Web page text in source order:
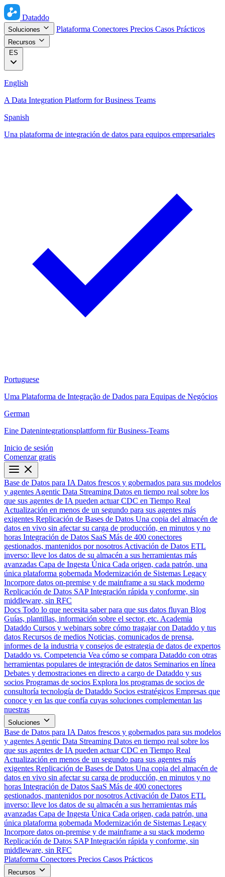
Dataddo
Soluciones Plataforma Conectores Precios Casos Prácticos
Recursos
ES
English
A Data Integration Platform for Business Teams
Spanish
Una plataforma de integración de datos para equipos empresariales
Portuguese
Uma Plataforma de Integração de Dados para Equipas de Negócios
German
Eine Datenintegrationsplattform für Business-Teams
Inicio de sesión
Comenzar gratis
Base de Datos para IA Datos frescos y gobernados para sus modelos
y agentes Agentic Data Streaming Datos en tiempo real sobre los
que sus agentes de IA pueden actuar CDC en Tiempo Real
Actualización en menos de un segundo para sus agentes más
exigentes Replicación de Bases de Datos Una copia del almacén de
datos en vivo sin afectar su carga de producción, en minutos y no
horas Integración de Datos SaaS Más de 400 conectores
gestionados, mantenidos por nosotros Activación de Datos ETL
inverso: lleve los datos de su almacén a sus herramientas más
avanzadas Capa de Ingesta Única Cada origen, cada patrón, una
única plataforma gobernada Modernización de Sistemas Legacy
Incorpore datos on-premise y de mainframe a su stack moderno
Replicación de Datos SAP Integración rápida y conforme, sin
middleware, sin RFC
Docs Todo lo que necesita saber para que sus datos fluyan Blog
Guías, plantillas, información sobre el sector, etc. Academia
Dataddo Cursos y webinars sobre cómo tragajar con Dataddo y tus
datos Recursos de medios Noticias, comunicados de prensa,
informes de la industria y consejos de estrategia de datos de expertos
Dataddo vs. Competencia Vea cómo se compara Dataddo con otras
herramientas populares de integración de datos Seminarios en línea
Debates y demostraciones en directo a cargo de Dataddo y sus
socios Programas de socios Explora los programas de socios de
consultoría tecnología de Dataddo Socios estratégicos Empresas que
conoce y en las que confía cuyas soluciones complementan las
nuestras
Soluciones
Base de Datos para IA Datos frescos y gobernados para sus modelos
y agentes Agentic Data Streaming Datos en tiempo real sobre los
que sus agentes de IA pueden actuar CDC en Tiempo Real
Actualización en menos de un segundo para sus agentes más
exigentes Replicación de Bases de Datos Una copia del almacén de
datos en vivo sin afectar su carga de producción, en minutos y no
horas Integración de Datos SaaS Más de 400 conectores
gestionados, mantenidos por nosotros Activación de Datos ETL
inverso: lleve los datos de su almacén a sus herramientas más
avanzadas Capa de Ingesta Única Cada origen, cada patrón, una
única plataforma gobernada Modernización de Sistemas Legacy
Incorpore datos on-premise y de mainframe a su stack moderno
Replicación de Datos SAP Integración rápida y conforme, sin
middleware, sin RFC
Plataforma Conectores Precios Casos Prácticos
Recursos